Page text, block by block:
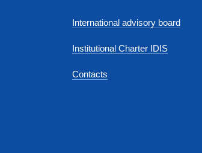
International advisory board
Institutional Charter IDIS
Contacts